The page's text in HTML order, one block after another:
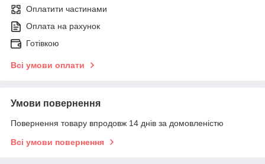
Оплатити частинами
Оплата на рахунок
Готівкою
Всі умови оплати
Умови повернення
Повернення товару впродовж 14 днів за домовленістю
Всі умови повернення